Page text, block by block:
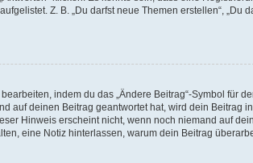
Z. B. „Du darfst neue Themen erstellen“, „Du
indem du das „Ändere Beitrag“-Symbol für
auf deinen Beitrag geantwortet hat, wird dein Beitrag
Hinweis erscheint nicht, wenn noch niemand auf
eine Notiz hinterlassen, warum dein Beitrag